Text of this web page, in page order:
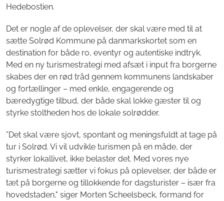
Hedebostien.
Det er nogle af de oplevelser, der skal være med til at
sætte Solrød Kommune på danmarkskortet som en
destination for både ro, eventyr og autentiske indtryk.
Med en ny turismestrategi med afsæt i input fra borgerne
skabes der en rød tråd gennem kommunens landskaber
og fortællinger – med enkle, engagerende og
bæredygtige tilbud, der både skal lokke gæster til og
styrke stoltheden hos de lokale solrødder.
”Det skal være sjovt, spontant og meningsfuldt at tage på
tur i Solrød. Vi vil udvikle turismen på en måde, der
styrker lokallivet, ikke belaster det. Med vores nye
turismestrategi sætter vi fokus på oplevelser, der både er
tæt på borgerne og tillokkende for dagsturister – især fra
hovedstaden," siger Morten Scheelsbeck, formand for